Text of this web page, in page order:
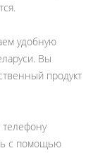
удобную
Вы
продукт
телефону
с помощью